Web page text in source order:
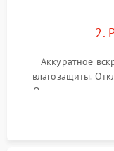
2.
Аккуратное
влагозащиты.
Очистка
обработка